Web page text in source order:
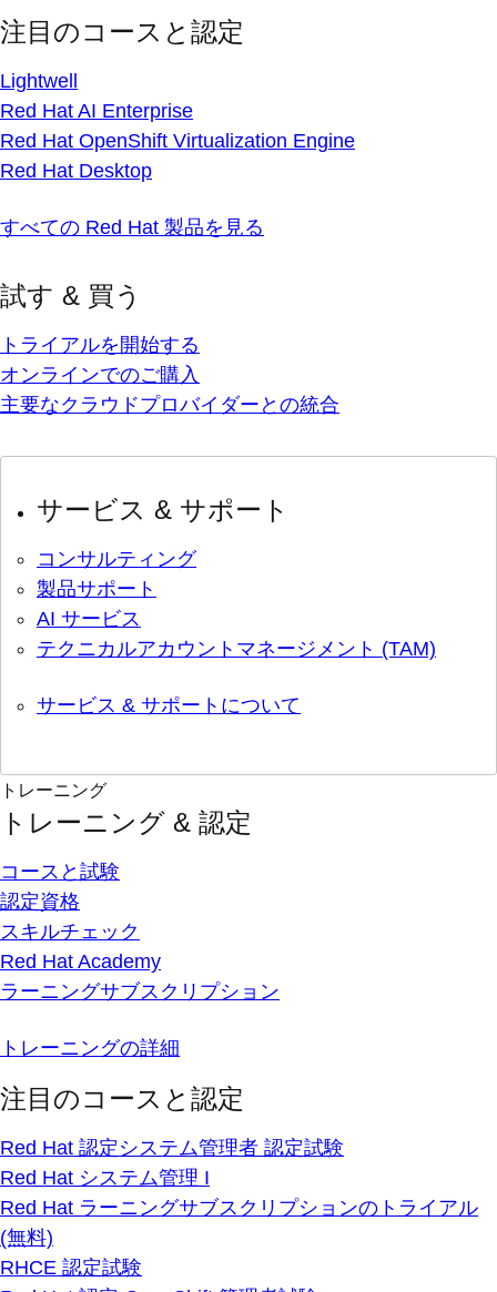
注目のコースと認定
Lightwell
Red Hat AI Enterprise
Red Hat OpenShift Virtualization Engine
Red Hat Desktop
すべての Red Hat 製品を見る
試す & 買う
トライアルを開始する
オンラインでのご購入
主要なクラウドプロバイダーとの統合
サービス & サポート
コンサルティング
製品サポート
AI サービス
テクニカルアカウントマネージメント (TAM)
サービス & サポートについて
トレーニング
トレーニング & 認定
コースと試験
認定資格
スキルチェック
Red Hat Academy
ラーニングサブスクリプション
トレーニングの詳細
注目のコースと認定
Red Hat 認定システム管理者 認定試験
Red Hat システム管理 I
Red Hat ラーニングサブスクリプションのトライアル
(無料)
RHCE 認定試験